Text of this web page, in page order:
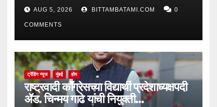
AUG 5, 2026 BITTAMBATAMI.COM 0
COMMENTS
ट्रेंडिंग न्यूज मुंबई होम
राष्ट्रवादी काँग्रेसच्या विद्यार्थी प्रदेशाध्यक्षपदी
ॲड. चिन्मय गाढे यांची नियुक्ती…